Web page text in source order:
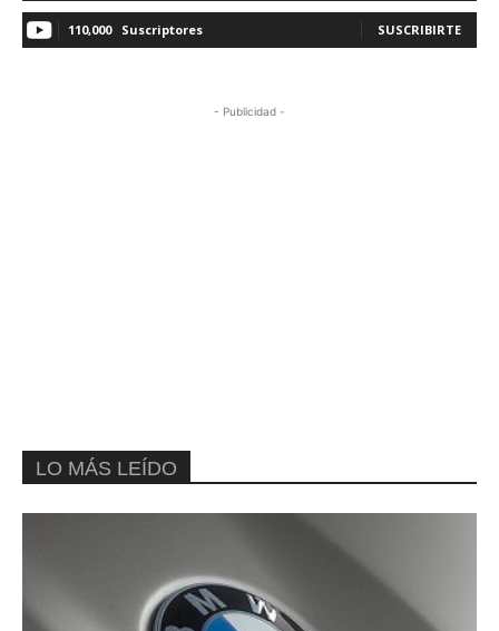
110,000 Suscriptores SUSCRIBIRTE
- Publicidad -
LO MÁS LEÍDO